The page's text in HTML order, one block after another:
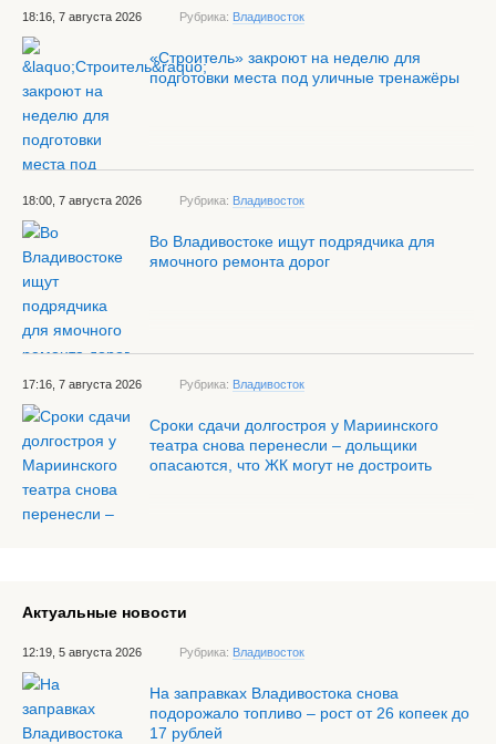
18:16, 7 августа 2026 Рубрика: Владивосток
«Строитель» закроют на неделю для
подготовки места под уличные тренажёры
18:00, 7 августа 2026 Рубрика: Владивосток
Во Владивостоке ищут подрядчика для
ямочного ремонта дорог
17:16, 7 августа 2026 Рубрика: Владивосток
Сроки сдачи долгостроя у Мариинского
театра снова перенесли – дольщики
опасаются, что ЖК могут не достроить
Актуальные новости
12:19, 5 августа 2026 Рубрика: Владивосток
На заправках Владивостока снова
подорожало топливо – рост от 26 копеек до
17 рублей